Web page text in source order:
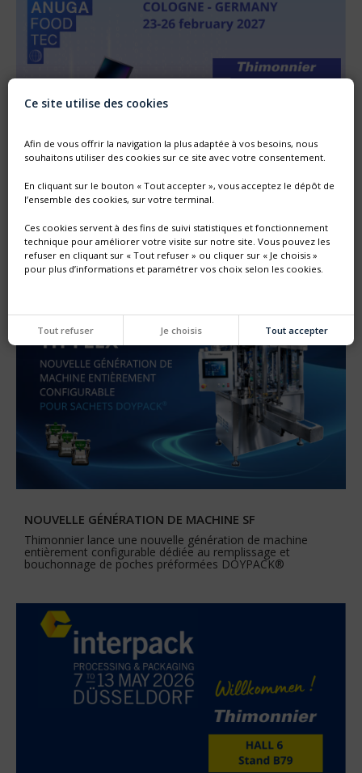
Retrouvez-nous sur ANUGA FOODTEC à Cologne
L'équipe commerciale Thimonnier vous accueillera sur son
stand, hall 8 stand A-088
NOUVELLE GÉNÉRATION DE MACHINE SF
Thimonnier lance une nouvelle génération de machine
entièrement configurable dédiée au remplissage et
bouchonnage de poches préformées DOYPACK®
Ce site utilise des cookies
Afin de vous offrir la navigation la plus adaptée à vos besoins, nous
souhaitons utiliser des cookies sur ce site avec votre consentement.
En cliquant sur le bouton « Tout accepter », vous acceptez le dépôt de
l’ensemble des cookies, sur votre terminal.
Ces cookies servent à des fins de suivi statistiques et fonctionnement
technique pour améliorer votre visite sur notre site. Vous pouvez les
refuser en cliquant sur « Tout refuser » ou cliquer sur « Je choisis »
pour plus d’informations et paramétrer vos choix selon les cookies.
Tout refuser Je choisis Tout accepter